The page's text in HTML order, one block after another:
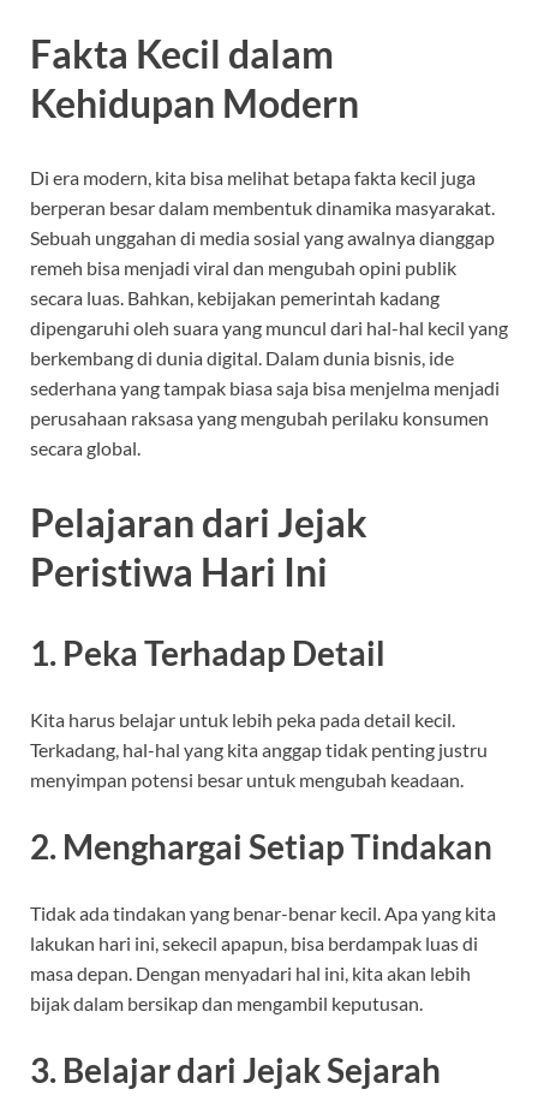
Fakta Kecil dalam
Kehidupan Modern
Di era modern, kita bisa melihat betapa fakta kecil juga
berperan besar dalam membentuk dinamika masyarakat.
Sebuah unggahan di media sosial yang awalnya dianggap
remeh bisa menjadi viral dan mengubah opini publik
secara luas. Bahkan, kebijakan pemerintah kadang
dipengaruhi oleh suara yang muncul dari hal-hal kecil yang
berkembang di dunia digital. Dalam dunia bisnis, ide
sederhana yang tampak biasa saja bisa menjelma menjadi
perusahaan raksasa yang mengubah perilaku konsumen
secara global.
Pelajaran dari Jejak
Peristiwa Hari Ini
1. Peka Terhadap Detail
Kita harus belajar untuk lebih peka pada detail kecil.
Terkadang, hal-hal yang kita anggap tidak penting justru
menyimpan potensi besar untuk mengubah keadaan.
2. Menghargai Setiap Tindakan
Tidak ada tindakan yang benar-benar kecil. Apa yang kita
lakukan hari ini, sekecil apapun, bisa berdampak luas di
masa depan. Dengan menyadari hal ini, kita akan lebih
bijak dalam bersikap dan mengambil keputusan.
3. Belajar dari Jejak Sejarah